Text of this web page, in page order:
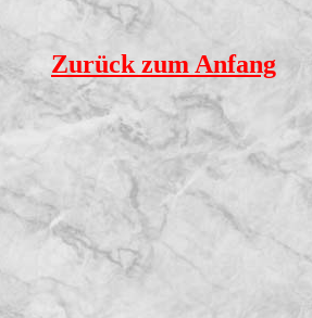
Zurück zum Anfang